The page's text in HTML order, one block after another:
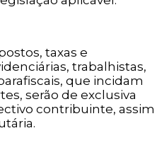
taxas e
trabalhistas,
que incidam
serão de exclusiva
contribuinte, assim